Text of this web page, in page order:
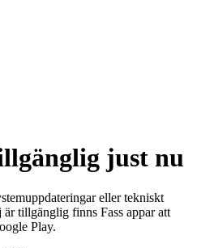
just nu
eller tekniskt
är tillgänglig finns Fass appar att
Play.